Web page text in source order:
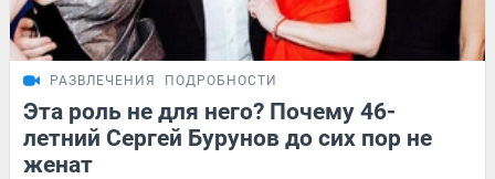
РАЗВЛЕЧЕНИЯ ПОДРОБНОСТИ
Эта роль не для него? Почему 46-
летний Сергей Бурунов до сих пор не
женат